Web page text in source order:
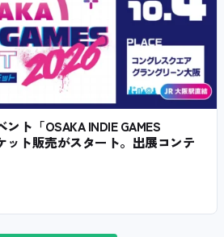
ト「OSAKA INDIE GAMES
ット販売がスタート。出展コンテ